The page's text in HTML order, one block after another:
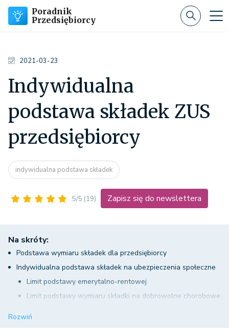
Poradnik
Przedsiębiorcy
2021-03-23
Indywidualna
podstawa składek ZUS
przedsiębiorcy
indywidualna podstawa składek
5/5 (19) Zapisz się do newslettera
Na skróty:
Podstawa wymiaru składek dla przedsiębiorcy
Indywidualna podstawa składek na ubezpieczenia społeczne
Limit podstawy emerytalno-rentowej
Limit podstawy wymiaru składki na dobrowolne chorobowe
Rozwiń